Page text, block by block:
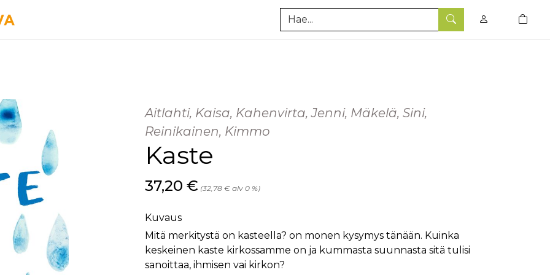
Hae
0
Aitlahti, Kaisa, Kahenvirta, Jenni, Mäkelä, Sini,
Reinikainen, Kimmo
Kaste
Hinta nyt
37,20 € (32,78 € alv 0 %)
Kuvaus
Mitä merkitystä on kasteella? on monen kysymys tänään. Kuinka
keskeinen kaste kirkossamme on ja kummasta suunnasta sitä tulisi
sanoittaa, ihmisen vai kirkon?